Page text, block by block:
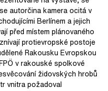
autorčina kamera ocitá v
Berlínem a jejich
před místem plánovaného
protievropské postoje
Rakousku Evropskou
v rakouské spolkové
židovských hrobů
vnitra požadoval